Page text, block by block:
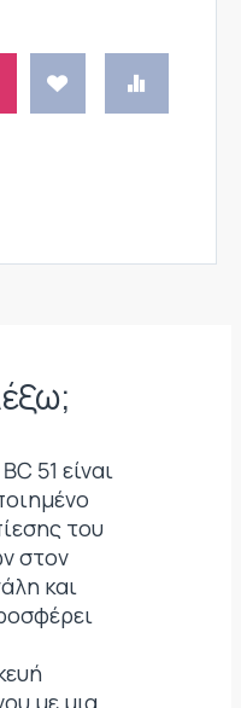
51 είναι
του
στον
και
με μια